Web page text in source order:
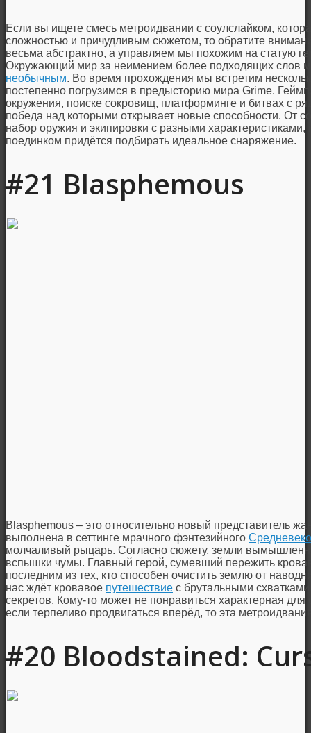
Если вы ищете смесь метроидвании с соулслайком,
сложностью и причудливым сюжетом, то обратите
весьма абстрактно, а управляем мы похожим на статую
Окружающий мир за неимением более подходящих слов
необычным. Во время прохождения мы встретим
постепенно погрузимся в предысторию мира Grime.
окружения, поиске сокровищ, платформинге и битвах с
победа над которыми открывает новые способности. От
набор оружия и экипировки с разными
поединком придётся подбирать идеальное снаряжение.
#21 Blasphemous
Blasphemous – это относительно новый представитель
выполнена в сеттинге мрачного фэнтезийного
молчаливый рыцарь. Согласно сюжету, земли
вспышки чумы. Главный герой, сумевший пережить
последним из тех, кто способен очистить землю от
нас ждёт кровавое путешествие с брутальными
секретов. Кому-то может не понравиться характерная
если терпеливо продвигаться вперёд, то эта
#20 Bloodstained: